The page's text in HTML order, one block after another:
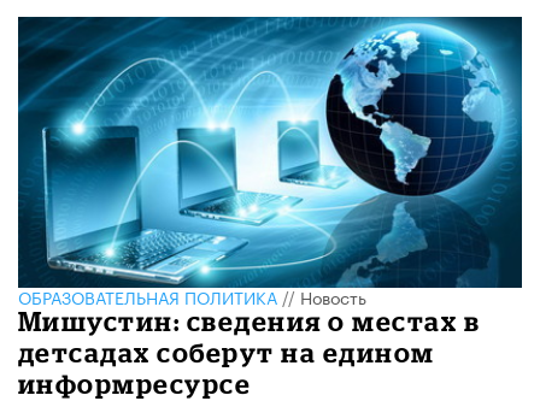
ОБРАЗОВАТЕЛЬНАЯ ПОЛИТИКА//Новость
Мишустин: сведения о местах в
детсадах соберут на едином
информресурсе